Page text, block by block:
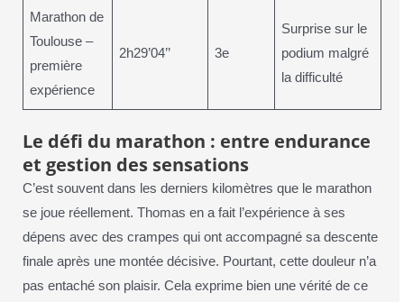
Marathon de
Toulouse –
première
expérience
2h29’04’’ 3e
Surprise sur le
podium malgré
la difficulté
Le défi du marathon : entre endurance
et gestion des sensations
C’est souvent dans les derniers kilomètres que le marathon
se joue réellement. Thomas en a fait l’expérience à ses
dépens avec des crampes qui ont accompagné sa descente
finale après une montée décisive. Pourtant, cette douleur n’a
pas entaché son plaisir. Cela exprime bien une vérité de ce